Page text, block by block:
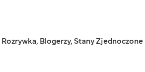
Rozrywka, Blogerzy, Stany Zjednoczone